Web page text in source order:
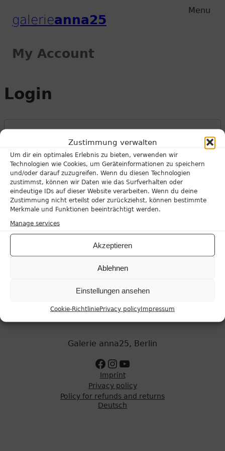
Zustimmung verwalten
Um dir ein optimales Erlebnis zu bieten, verwenden wir
Technologien wie Cookies, um Geräteinformationen zu speichern
und/oder darauf zuzugreifen. Wenn du diesen Technologien
zustimmst, können wir Daten wie das Surfverhalten oder
eindeutige IDs auf dieser Website verarbeiten. Wenn du deine
Zustimmung nicht erteilst oder zurückziehst, können bestimmte
Merkmale und Funktionen beeinträchtigt werden.
Manage services
Akzeptieren
Ablehnen
Einstellungen ansehen
Cookie-RichtliniePrivacy policyImpressum
Hauptmenu
Inhalt
galerieanna25
My Account
Menu
Login
Username or email address*Required
Password*Required
Remember me
Galerie anna25, Berlin
Zur Facebookseite
Zum Instagram Account
Zum Youtube Kanal
Imprint
Privacy policy
Policy for refunds and returns
Deutsch